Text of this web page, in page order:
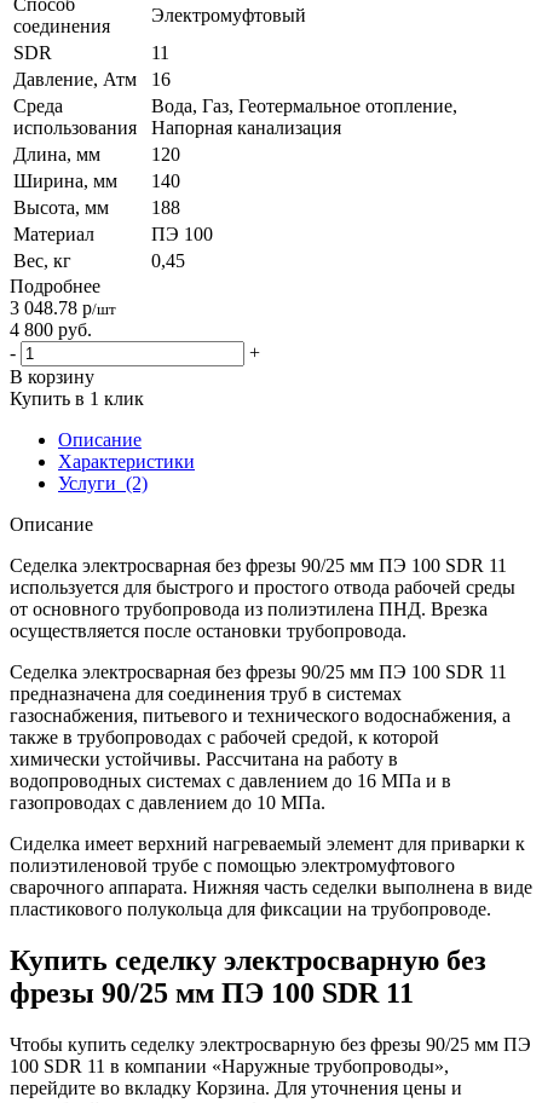
соединения
Электромуфтовый
SDR
11
Давление, Атм
16
Среда
использования
Вода, Газ, Геотермальное отопление,
Напорная канализация
Длина, мм
120
Ширина, мм
140
Высота, мм
188
Материал
ПЭ 100
Вес, кг
0,45
Подробнее
3 048.78 р/шт
4 800 руб.
-
+
В корзину
Купить в 1 клик
Описание
Характеристики
Услуги (2)
Описание
Седелка электросварная без фрезы 90/25 мм ПЭ 100 SDR 11
используется для быстрого и простого отвода рабочей среды
от основного трубопровода из полиэтилена ПНД. Врезка
осуществляется после остановки трубопровода.
Седелка электросварная без фрезы 90/25 мм ПЭ 100 SDR 11
предназначена для соединения труб в системах
газоснабжения, питьевого и технического водоснабжения, а
также в трубопроводах с рабочей средой, к которой
химически устойчивы. Рассчитана на работу в
водопроводных системах с давлением до 16 МПа и в
газопроводах с давлением до 10 МПа.
Сиделка имеет верхний нагреваемый элемент для приварки к
полиэтиленовой трубе с помощью электромуфтового
сварочного аппарата. Нижняя часть седелки выполнена в виде
пластикового полукольца для фиксации на трубопроводе.
Купить седелку электросварную без
фрезы 90/25 мм ПЭ 100 SDR 11
Чтобы купить седелку электросварную без фрезы 90/25 мм ПЭ
100 SDR 11 в компании «Наружные трубопроводы»,
перейдите во вкладку Корзина. Для уточнения цены и